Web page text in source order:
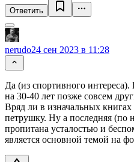
Ответить
nerudo24 сен 2023 в 11:28
Да (из спортивного
на 30-40 лет позже совсем
Вряд ли в изначальных
петрушку. Ну а последняя (по
пропитана усталостью и
является основной темой на